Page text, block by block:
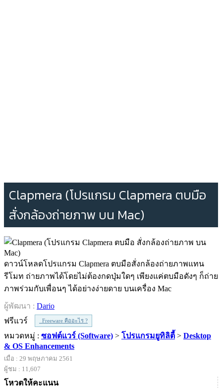
Clapmera (โปรแกรม Clapmera ตบมือ
สั่งกล้องถ่ายภาพ บน Mac)
ดาวน์โหลดโปรแกรม Clapmera ตบมือสั่งกล้องถ่ายภาพแทน
รีโมท ถ่ายภาพได้โดยไม่ต้องกดปุ่มใดๆ เพียงแค่ตบมือดังๆ ก็ถ่าย
ภาพร่วมกับเพื่อนๆ ได้อย่างง่ายดาย บนเครื่อง Mac
ผู้พัฒนา : Dario
ฟรีแวร์
Freeware คืออะไร ?
หมวดหมู่ : ซอฟต์แวร์ (Software) > โปรแกรมยูทิลิตี้ > Desktop
& OS Enhancements
เมื่อ : 29 พฤษภาคม 2561
ผู้ชม : 11,607
โหวตให้คะแนน